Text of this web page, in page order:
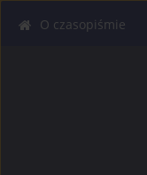
O czasopiśmie